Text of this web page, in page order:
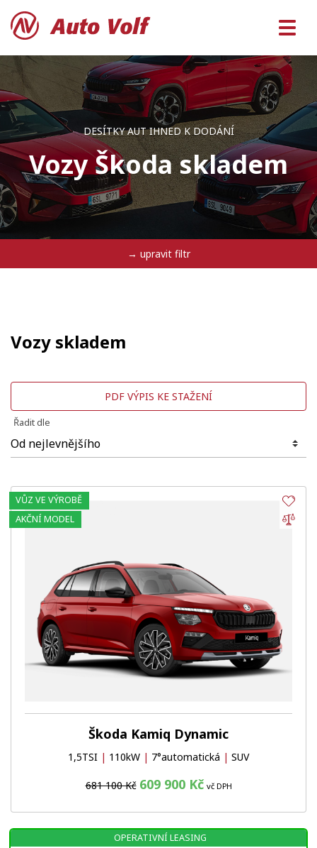
DESÍTKY AUT IHNED K DODÁNÍ
Vozy Škoda skladem
→ upravit filtr
Vozy skladem
PDF VÝPIS KE STAŽENÍ
Řadit dle
Škoda Kamiq Dynamic
1,5TSI | 110kW | 7°automatická | SUV
681 100 Kč 609 900 Kč vč DPH
VŮZ VE VÝROBĚ
AKČNÍ MODEL
OPERATIVNÍ LEASING